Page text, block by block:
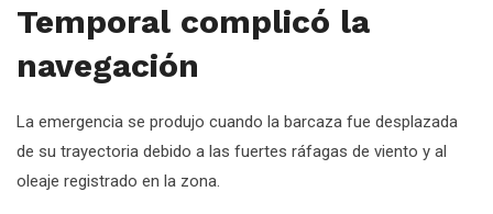
Temporal complicó la
navegación
La emergencia se produjo cuando la barcaza fue desplazada
de su trayectoria debido a las fuertes ráfagas de viento y al
oleaje registrado en la zona.